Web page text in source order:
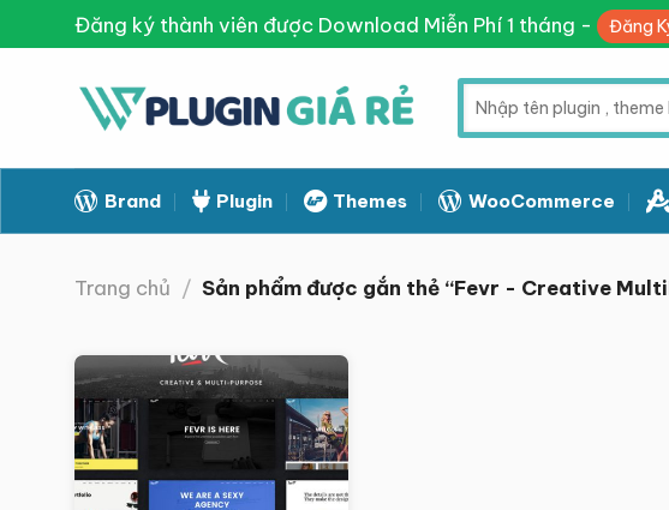
to
Đăng ký thành viên được Download Miễn Phí 1 tháng - Đăng
Tìm
kiếm:
Brand Plugin Themes WooCommerce
Trang chủ / Sản phẩm được gắn thẻ “Fevr - Creative
Giảm giá!